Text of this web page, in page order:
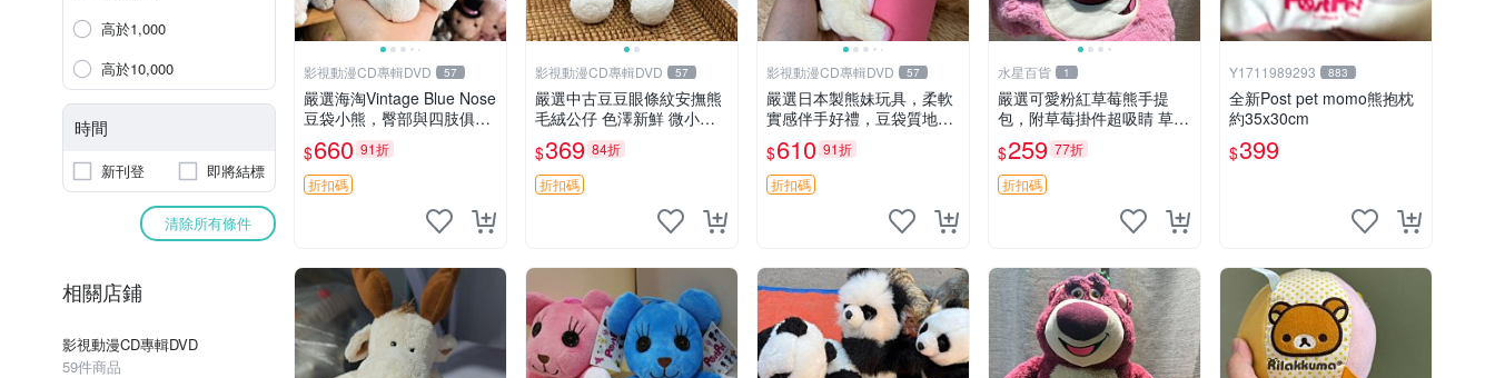
高於1,000
高於10,000
時間
新刊登 即將結標
清除所有條件
相關店鋪
影視動漫CD專輯DVD
59件商品
影視動漫CD專輯DVD 57
嚴選海淘Vintage Blue Nose
豆袋小熊，臀部與四肢俱
全，坐高11公分，附原盒與
吊牌收藏。藍鼻子小熊，值
得擁有 玩具 憶熊
$660 91折
折扣碼
影視動漫CD專輯DVD 57
嚴選中古豆豆眼條紋安撫熊
毛絨公仔 色澤新鮮 微小瑕
疵可收藏 中古 安撫熊 條紋
公仔
$369 84折
折扣碼
影視動漫CD專輯DVD 57
嚴選日本製熊妹玩具，柔軟
實感伴手好禮，豆袋質地手
感佳，抱枕小熊 recom 推薦
白色豆袋 玩具
$610 91折
折扣碼
水星百貨 1
嚴選可愛粉紅草莓熊手提
包，附草莓掛件超吸睛 草莓
熊手提包 草莓掛件 可愛port
unese
$259 77折
折扣碼
Y1711989293 883
全新Post pet momo熊抱枕
約35x30cm
$399